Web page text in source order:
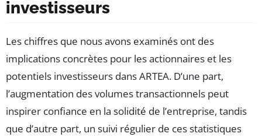
investisseurs
Les chiffres que nous avons examinés ont des
implications concrètes pour les actionnaires et les
potentiels investisseurs dans ARTEA. D’une part,
l’augmentation des volumes transactionnels peut
inspirer confiance en la solidité de l’entreprise, tandis
que d’autre part, un suivi régulier de ces statistiques